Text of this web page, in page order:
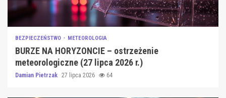
BEZPIECZEŃSTWO METEOROLOGIA
BURZE NA HORYZONCIE – ostrzeżenie
meteorologiczne (27 lipca 2026 r.)
Damian Pietrzak 27 lipca 2026 64